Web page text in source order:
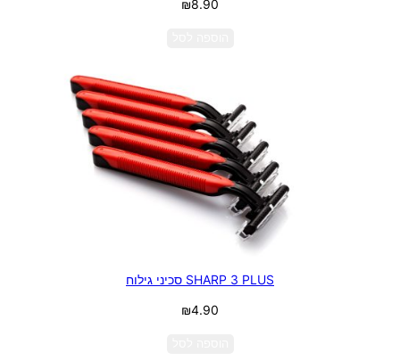
₪8.90
SHARP 3 PLUS סכיני גילוח
₪4.90